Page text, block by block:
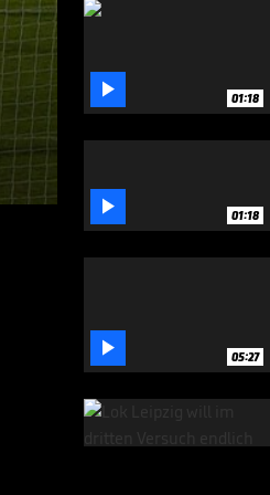
 01:18
 01:18
 05:27